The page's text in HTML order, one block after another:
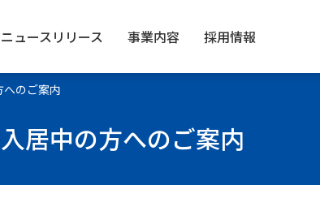
ニュースリリース 事業内容 採用情報
へのご案内
居中の方へのご案内